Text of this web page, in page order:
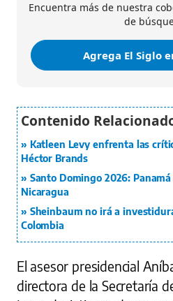
Encuentra más de nuestra
de
Agrega El Siglo
Katleen Levy enfrenta las
Héctor Brands
Santo Domingo 2026:
Nicaragua
Sheinbaum no irá a
Colombia
El asesor presidencial
directora de la Secretaría